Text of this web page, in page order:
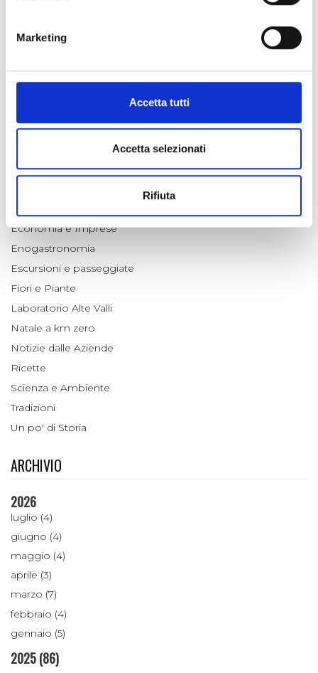
Marketing
Accetta tutti
Accetta selezionati
Rifiuta
LA BATTAGLIA DELL'ASSIETTA IN UNA CRONACA DEL 1887
#ARCHIVIO FOTO DEL GIORNO
#ARCHIVIO NEWSLETTERS
Animali
Economia e Imprese
Enogastronomia
Escursioni e passeggiate
Fiori e Piante
Laboratorio Alte Valli
Natale a km zero
Notizie dalle Aziende
Ricette
Scienza e Ambiente
Tradizioni
Un po' di Storia
ARCHIVIO
2026
luglio (4)
giugno (4)
maggio (4)
aprile (3)
marzo (7)
febbraio (4)
gennaio (5)
2025(86)